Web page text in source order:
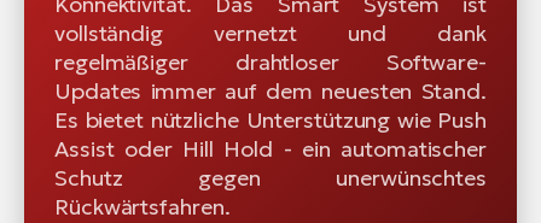
vollständig vernetzt und dank
regelmäßiger drahtloser Software-
Updates immer auf dem neuesten Stand.
Es bietet nützliche Unterstützung wie Push
Assist oder Hill Hold - ein automatischer
Schutz gegen unerwünschtes
Rückwärtsfahren.